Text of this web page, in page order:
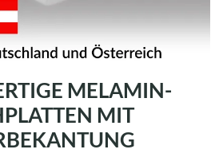
MELAMIN-
MIT